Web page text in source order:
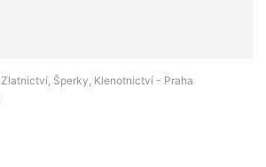
Zlatnictví, Šperky, Klenotnictví - Praha